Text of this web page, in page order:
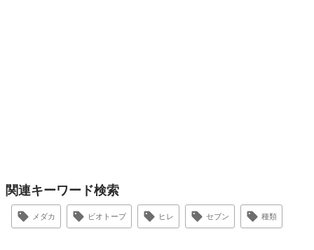
関連キーワード検索
メダカ ビオトープ ヒレ セブン 種類